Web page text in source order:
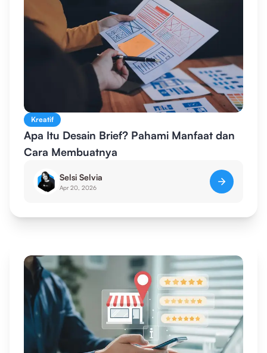
Kreatif
Apa Itu Desain Brief? Pahami Manfaat dan
Cara Membuatnya
Selsi Selvia
Apr 20, 2026